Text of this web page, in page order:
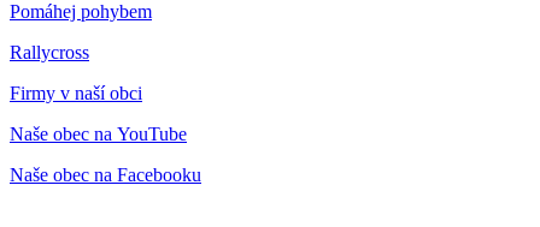
Pomáhej pohybem
Rallycross
Firmy v naší obci
Naše obec na YouTube
Naše obec na Facebooku